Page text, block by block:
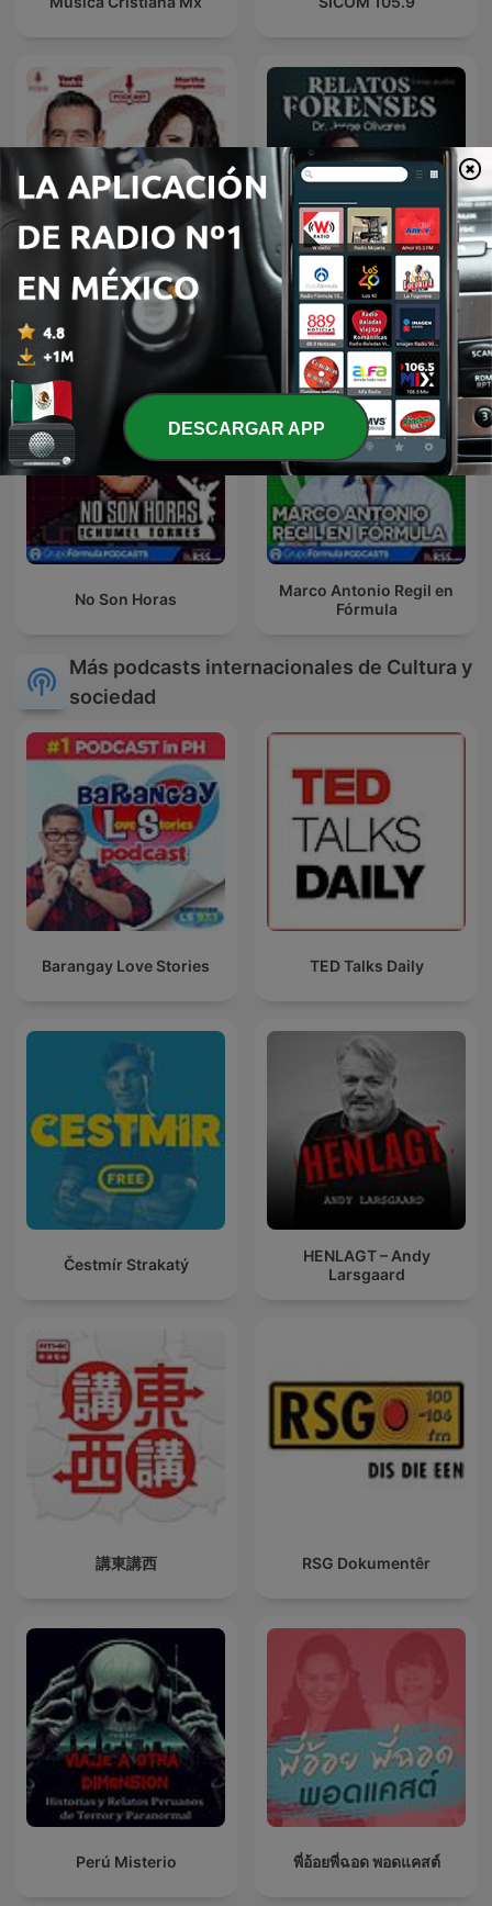
De Todo Un Mucho Relatos Forenses Podcast
No Son Horas
Marco Antonio Regil en
Fórmula
Más podcasts internacionales de Cultura y
sociedad
Barangay Love Stories TED Talks Daily
Čestmír Strakatý
HENLAGT – Andy
Larsgaard
講東講西 RSG Dokumentêr
Perú Misterio พี่อ้อยพี่ฉอด พอดแคสต์
DESCARGAR APP